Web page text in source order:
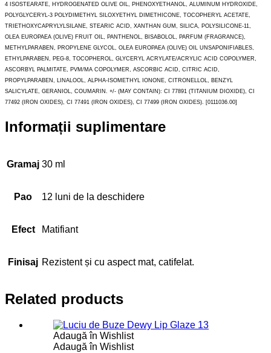
4 ISOSTEARATE, HYDROGENATED OLIVE OIL, PHENOXYETHANOL, ALUMINUM HYDROXIDE,
POLYGLYCERYL-3 POLYDIMETHYL SILOXYETHYL DIMETHICONE, TOCOPHERYL ACETATE,
TRIETHOXYCAPRYLYLSILANE, STEARIC ACID, XANTHAN GUM, SILICA, POLYSILICONE-11,
OLEA EUROPAEA (OLIVE) FRUIT OIL, PANTHENOL, BISABOLOL, PARFUM (FRAGRANCE),
METHYLPARABEN, PROPYLENE GLYCOL, OLEA EUROPAEA (OLIVE) OIL UNSAPONIFIABLES,
ETHYLPARABEN, PEG-8, TOCOPHEROL, GLYCERYL ACRYLATE/ACRYLIC ACID COPOLYMER,
ASCORBYL PALMITATE, PVM/MA COPOLYMER, ASCORBIC ACID, CITRIC ACID,
PROPYLPARABEN, LINALOOL, ALPHA-ISOMETHYL IONONE, CITRONELLOL, BENZYL
SALICYLATE, GERANIOL, COUMARIN. +/- (MAY CONTAIN): CI 77891 (TITANIUM DIOXIDE), CI
77492 (IRON OXIDES), CI 77491 (IRON OXIDES), CI 77499 (IRON OXIDES). [0111036.00]
Informații suplimentare
Gramaj 30 ml
Pao 12 luni de la deschidere
Efect Matifiant
Finisaj Rezistent și cu aspect mat, catifelat.
Related products
Adaugă în Wishlist
Adaugă în Wishlist